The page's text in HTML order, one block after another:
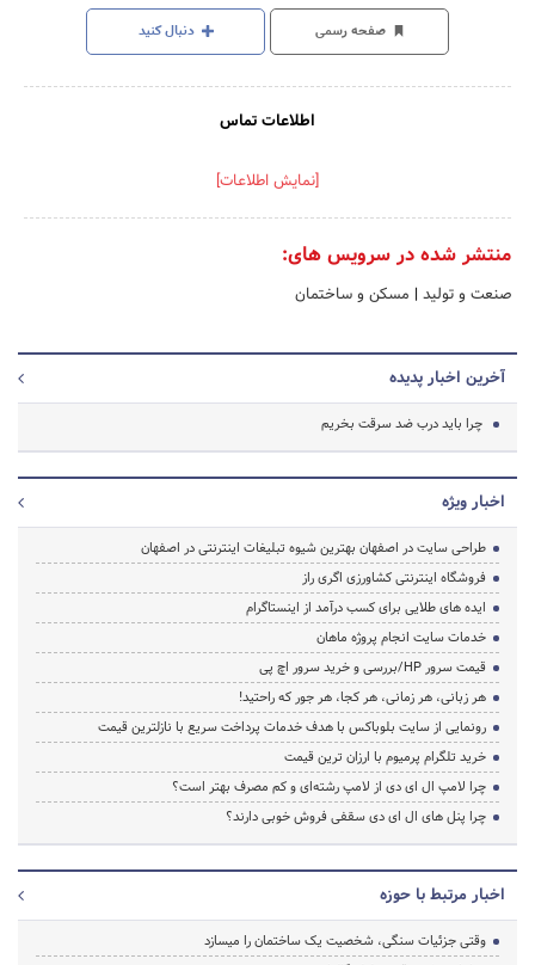
صفحه رسمی دنبال کنید
اطلاعات تماس
[نمایش اطلاعات]
منتشر شده در سرویس های:
صنعت و تولید | مسکن و ساختمان
آخرین اخبار پدیده
چرا باید درب ضد سرقت بخریم
اخبار ویژه
طراحی سایت در اصفهان بهترین شیوه تبلیغات اینترنتی در اصفهان
فروشگاه اینترنتی کشاورزی اگری راز
ایده های طلایی برای کسب درآمد از اینستاگرام
خدمات سایت انجام پروژه ماهان
قیمت سرور HP/بررسی و خرید سرور اچ پی
هر زبانی، هر زمانی، هر کجا، هر جور که راحتید!
رونمایی از سایت بلوباکس با هدف خدمات پرداخت سریع با نازلترین قیمت
خرید تلگرام پرمیوم با ارزان ترین قیمت
چرا لامپ ال ای دی از لامپ رشته‌ای و کم مصرف بهتر است؟
چرا پنل های ال ای دی سقفی فروش خوبی دارند؟
اخبار مرتبط با حوزه
وقتی جزئیات سنگی، شخصیت یک ساختمان را میسازد